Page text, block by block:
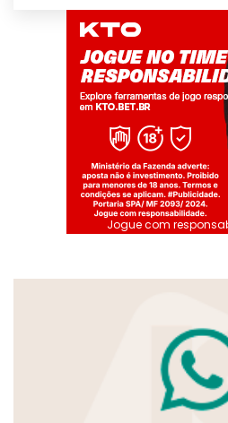
Jogue com